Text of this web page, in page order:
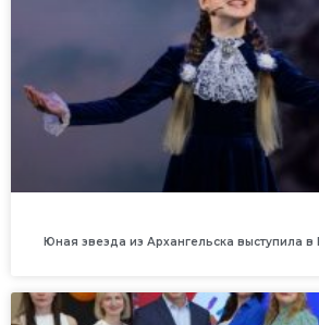
Юная звезда из Архангельска выступила в